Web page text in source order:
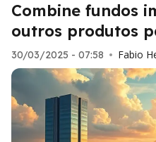
Combine fundos
outros produtos
30/03/2025 - 07:58 • Fabio